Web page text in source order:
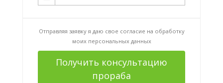
Отправляя заявку я даю свое согласие на обработку
моих персональных данных
Получить консультацию
прораба